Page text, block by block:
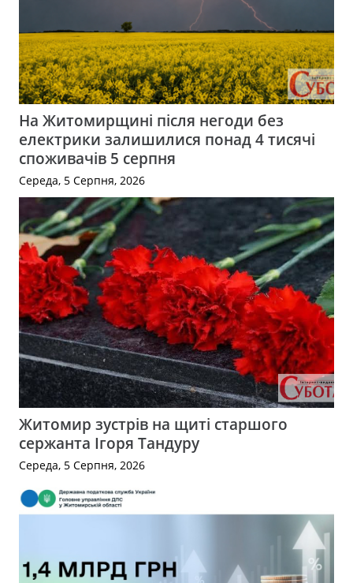
На Житомирщині після негоди без
електрики залишилися понад 4 тисячі
споживачів 5 серпня
Середа, 5 Серпня, 2026
Житомир зустрів на щиті старшого
сержанта Ігоря Тандуру
Середа, 5 Серпня, 2026